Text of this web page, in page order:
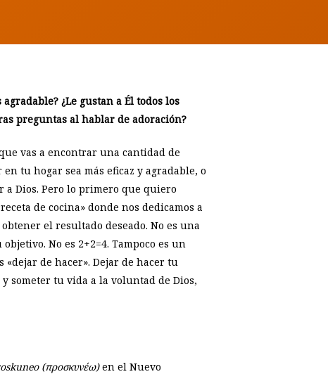
¿Le gustan a Él todos los
preguntas al hablar de adoración?
vas a encontrar una cantidad de
tu hogar sea más eficaz y agradable, o
a Dios. Pero lo primero que quiero
de cocina» donde nos dedicamos a
el resultado deseado. No es una
No es 2+2=4. Tampoco es un
«dejar de hacer». Dejar de hacer tu
someter tu vida a la voluntad de Dios,
(προσκυνέω)en el Nuevo